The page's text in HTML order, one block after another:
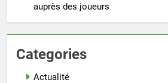
auprès des joueurs
Categories
Actualité